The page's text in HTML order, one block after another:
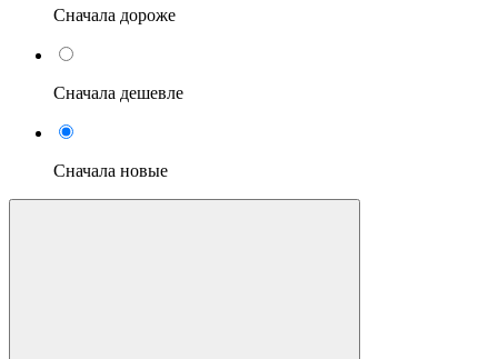
Сначала дороже
Сначала дешевле
Сначала новые